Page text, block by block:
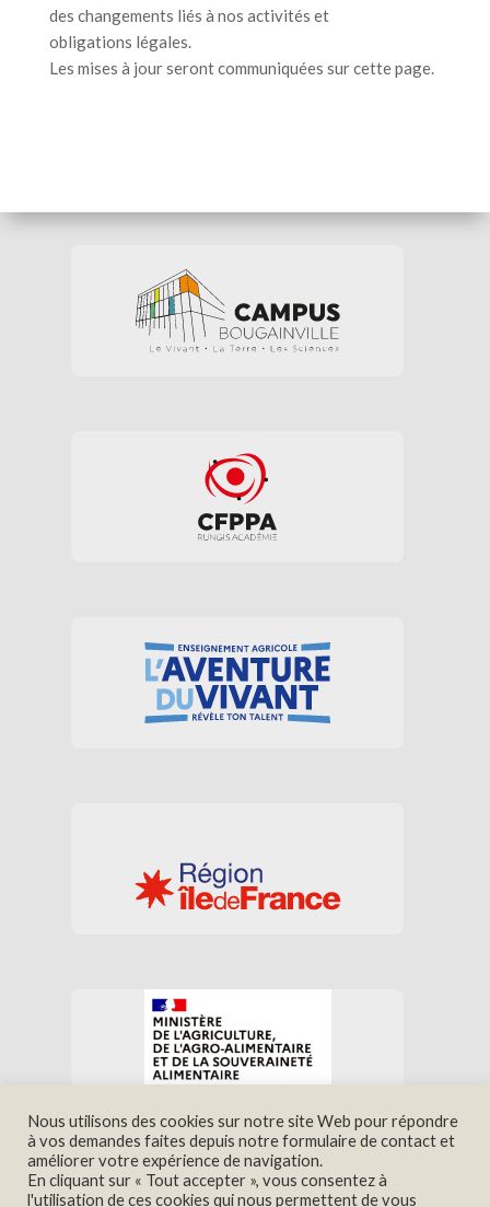
des changements liés à nos activités et
obligations légales.
Les mises à jour seront communiquées sur cette page.
Nous trouver
Contact
Nous utilisons des cookies sur notre site Web pour répondre
à vos demandes faites depuis notre formulaire de contact et
améliorer votre expérience de navigation.
En cliquant sur « Tout accepter », vous consentez à
l'utilisation de ces cookies qui nous permettent de vous